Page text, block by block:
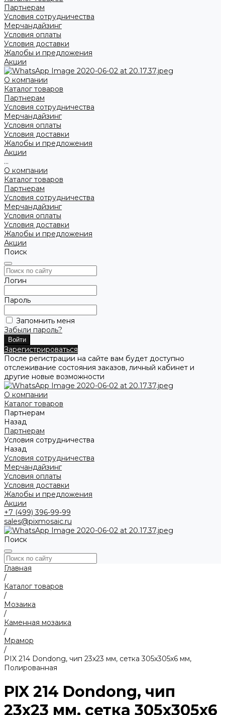
Партнерам
Условия сотрудничества
Мерчандайзинг
Условия оплаты
Условия доставки
Жалобы и предложения
Акции
О компании
Каталог товаров
Партнерам
Условия сотрудничества
Мерчандайзинг
Условия оплаты
Условия доставки
Жалобы и предложения
Акции
...
О компании
Каталог товаров
Партнерам
Условия сотрудничества
Мерчандайзинг
Условия оплаты
Условия доставки
Жалобы и предложения
Акции
Поиск
Логин
Пароль
Запомнить меня
Забыли пароль?
Зарегистрироваться
После регистрации на сайте вам будет доступно
отслеживание состояния заказов, личный кабинет и
другие новые возможности
О компании
Каталог товаров
Партнерам
Назад
Партнерам
Условия сотрудничества
Назад
Условия сотрудничества
Мерчандайзинг
Условия оплаты
Условия доставки
Жалобы и предложения
Акции
+7 (499) 396-99-99
sales@pixmosaic.ru
Поиск
Главная
/
Каталог товаров
/
Мозаика
/
Каменная мозаика
/
Мрамор
/
PIX 214 Dondong, чип 23x23 мм, сетка 305х305x6 мм,
Полированная
PIX 214 Dondong, чип
23x23 мм, сетка 305х305x6